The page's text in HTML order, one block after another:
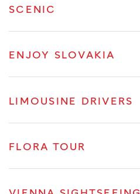
SCENIC
ENJOY SLOVAKIA
LIMOUSINE DRIVERS
FLORA TOUR